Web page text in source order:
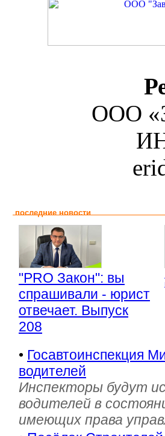
ООО
последние новости
"PRO Закон": вы
спрашивали - юрист
отвечает. Выпуск
208
• Госавтоинспекция
водителей
Инспекторы будут
водителей в
имеющих права